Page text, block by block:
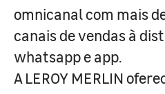
omnicanal com mais
canais de vendas à
whatsapp e app.
A LEROY MERLIN